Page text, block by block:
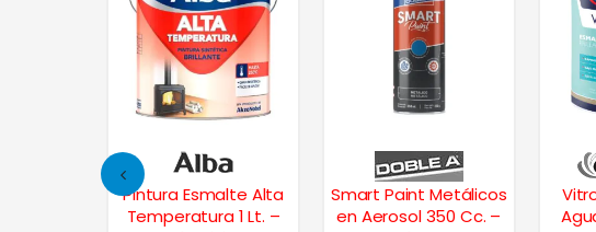
Pintura Esmalte Alta
Temperatura 1 Lt. –
Smart Paint Metálicos
en Aerosol 350 Cc. –